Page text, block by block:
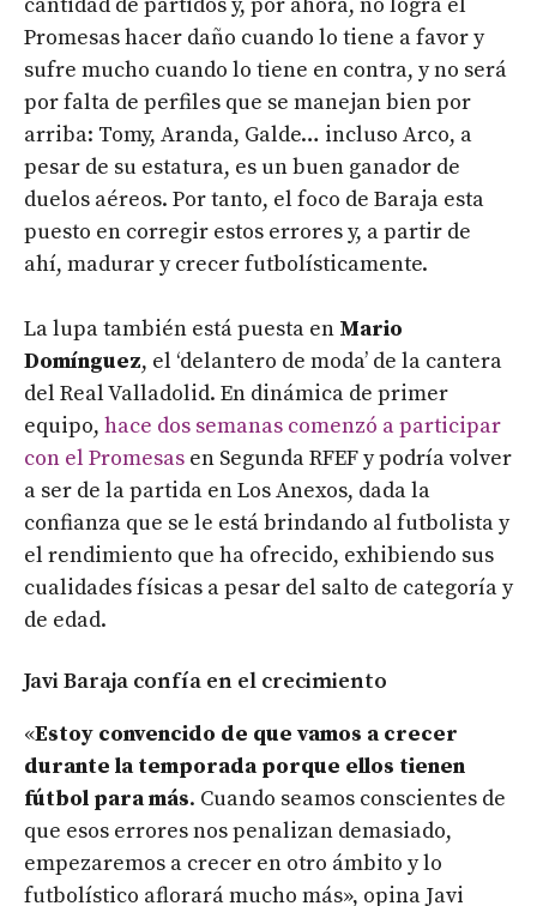
cantidad de partidos y, por ahora, no logra el
Promesas hacer daño cuando lo tiene a favor y
sufre mucho cuando lo tiene en contra, y no será
por falta de perfiles que se manejan bien por
arriba: Tomy, Aranda, Galde… incluso Arco, a
pesar de su estatura, es un buen ganador de
duelos aéreos. Por tanto, el foco de Baraja esta
puesto en corregir estos errores y, a partir de
ahí, madurar y crecer futbolísticamente.
La lupa también está puesta en Mario
Domínguez, el ‘delantero de moda’ de la cantera
del Real Valladolid. En dinámica de primer
equipo, hace dos semanas comenzó a participar
con el Promesas en Segunda RFEF y podría volver
a ser de la partida en Los Anexos, dada la
confianza que se le está brindando al futbolista y
el rendimiento que ha ofrecido, exhibiendo sus
cualidades físicas a pesar del salto de categoría y
de edad.
Javi Baraja confía en el crecimiento
«Estoy convencido de que vamos a crecer
durante la temporada porque ellos tienen
fútbol para más. Cuando seamos conscientes de
que esos errores nos penalizan demasiado,
empezaremos a crecer en otro ámbito y lo
futbolístico aflorará mucho más», opina Javi